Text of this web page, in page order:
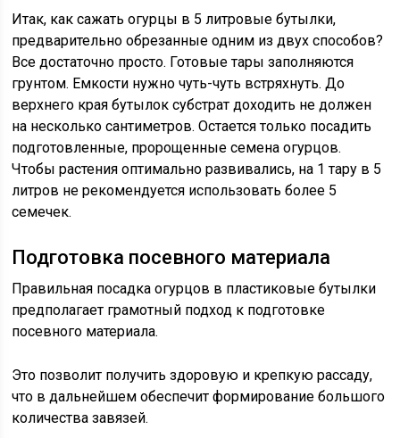
Итак, как сажать огурцы в 5 литровые бутылки,
предварительно обрезанные одним из двух способов?
Все достаточно просто. Готовые тары заполняются
грунтом. Емкости нужно чуть-чуть встряхнуть. До
верхнего края бутылок субстрат доходить не должен
на несколько сантиметров. Остается только посадить
подготовленные, пророщенные семена огурцов.
Чтобы растения оптимально развивались, на 1 тару в 5
литров не рекомендуется использовать более 5
семечек.
Подготовка посевного материала
Правильная посадка огурцов в пластиковые бутылки
предполагает грамотный подход к подготовке
посевного материала.
Это позволит получить здоровую и крепкую рассаду,
что в дальнейшем обеспечит формирование большого
количества завязей.